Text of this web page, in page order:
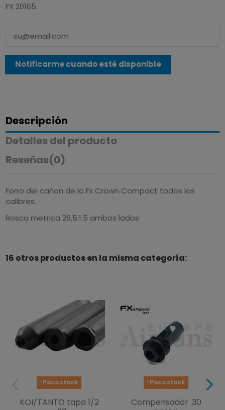
FX 20165
Descripción
Detalles del producto
Reseñas(0)
Forro del cañon de la Fx Crown Compact todos los
calibres.
Rosca metrica 26,5:1.5 ambos lados
16 otros productos en la misma categoría:
Poco stock
KOI/TANTO tapa 1/2
Poco stock
Compensador .30